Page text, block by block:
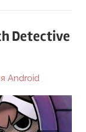
Detective
Android